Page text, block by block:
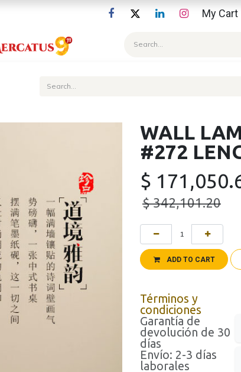
My Cart
WALL
#272
$
$342,101.20
ADD TO CART
Términos y
condiciones
Garantía de
devolución de 30
días
Envío: 2-3 días
laborales